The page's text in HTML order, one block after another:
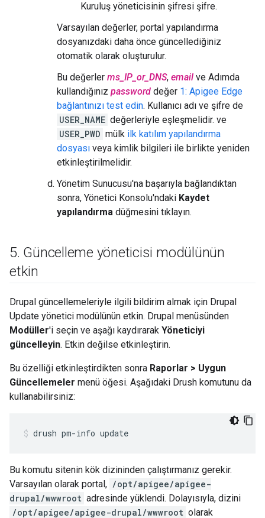
Kuruluş yöneticisinin şifresi şifre.
Varsayılan değerler, portal yapılandırma
dosyanızdaki daha önce güncellediğiniz
otomatik olarak oluşturulur.
Bu değerler ms_IP_or_DNS, email ve Adımda
kullandığınız password değer 1: Apigee Edge
bağlantınızı test edin. Kullanıcı adı ve şifre de
USER_NAME değerleriyle eşleşmelidir. ve
USER_PWD mülk ilk katılım yapılandırma
dosyası veya kimlik bilgileri ile birlikte yeniden
etkinleştirilmelidir.
Yönetim Sunucusu'na başarıyla bağlandıktan
sonra, Yönetici Konsolu'ndaki Kaydet
yapılandırma düğmesini tıklayın.
5. Güncelleme yöneticisi modülünün
etkin
Drupal güncellemeleriyle ilgili bildirim almak için Drupal
Update yönetici modülünün etkin. Drupal menüsünden
Modüller'i seçin ve aşağı kaydırarak Yöneticiyi
güncelleyin. Etkin değilse etkinleştirin.
Bu özelliği etkinleştirdikten sonra Raporlar > Uygun
Güncellemeler menü öğesi. Aşağıdaki Drush komutunu da
kullanabilirsiniz:
drush pm-info update
Bu komutu sitenin kök dizininden çalıştırmanız gerekir.
Varsayılan olarak portal, /opt/apigee/apigee-
drupal/wwwroot adresinde yüklendi. Dolayısıyla, dizini
/opt/apigee/apigee-drupal/wwwroot olarak